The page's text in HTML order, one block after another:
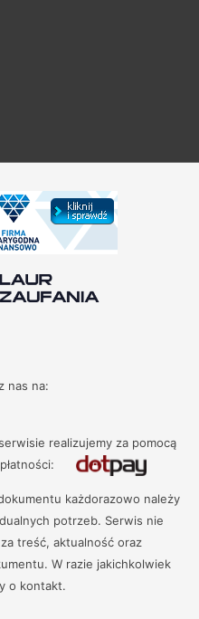
nas na:
realizujemy za pomocą
każdorazowo należy
potrzeb. Serwis nie
treść, aktualność oraz
W razie jakichkolwiek
o kontakt.